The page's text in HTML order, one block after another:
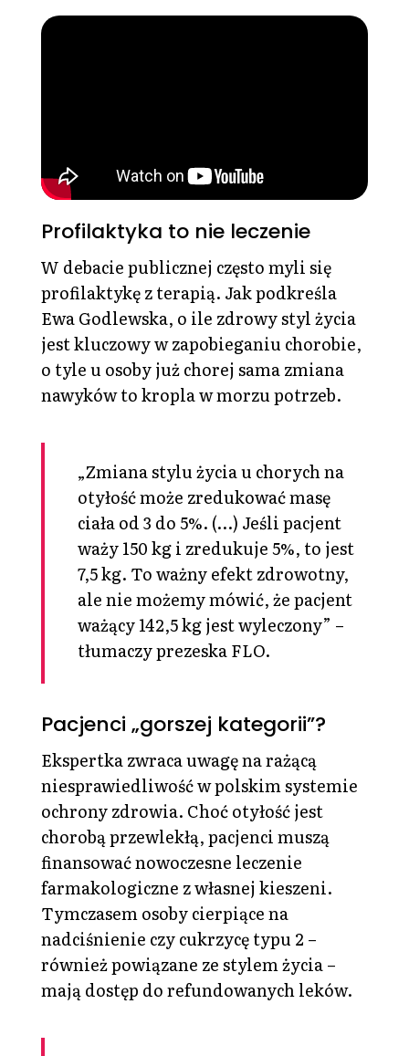
Profilaktyka to nie leczenie
W debacie publicznej często myli się
profilaktykę z terapią. Jak podkreśla
Ewa Godlewska, o ile zdrowy styl życia
jest kluczowy w zapobieganiu chorobie,
o tyle u osoby już chorej sama zmiana
nawyków to kropla w morzu potrzeb.
„Zmiana stylu życia u chorych na
otyłość może zredukować masę
ciała od 3 do 5%. (…) Jeśli pacjent
waży 150 kg i zredukuje 5%, to jest
7,5 kg. To ważny efekt zdrowotny,
ale nie możemy mówić, że pacjent
ważący 142,5 kg jest wyleczony” –
tłumaczy prezeska FLO.
Pacjenci „gorszej kategorii”?
Ekspertka zwraca uwagę na rażącą
niesprawiedliwość w polskim systemie
ochrony zdrowia. Choć otyłość jest
chorobą przewlekłą, pacjenci muszą
finansować nowoczesne leczenie
farmakologiczne z własnej kieszeni.
Tymczasem osoby cierpiące na
nadciśnienie czy cukrzycę typu 2 –
również powiązane ze stylem życia –
mają dostęp do refundowanych leków.